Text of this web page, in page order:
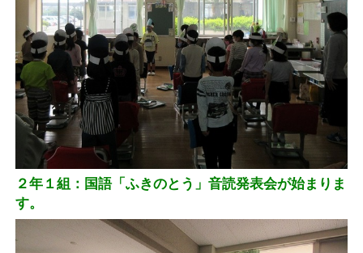
２年１組：国語「ふきのとう」音読発表会が始まりま
す。